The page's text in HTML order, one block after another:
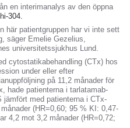
en interimanalys av den öppna
304.
här patientgruppen har vi inte sett
säger Emelie Gezelius,
universitetssjukhus Lund.
cytostatikabehandling (CTx) hos
under eller efter
på 11,2 månader för
hade patienterna i tarlatamab-
med patienterna i CTx-
(HR=0,60; 95 % KI: 0,47-
4,2 mot 3,2 månader (HR=0,72;